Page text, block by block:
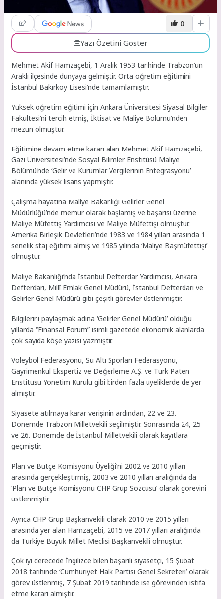
0
Yazı Özetini Göster
Mehmet Akif Hamzaçebi, 1 Aralık 1953 tarihinde Trabzon’un
Araklı ilçesinde dünyaya gelmiştir. Orta öğretim eğitimini
İstanbul Bakırköy Lisesi’nde tamamlamıştır.
Yüksek öğretim eğitimi için Ankara Üniversitesi Siyasal Bilgiler
Fakültesi’ni tercih etmiş, İktisat ve Maliye Bölümü’nden
mezun olmuştur.
Eğitimine devam etme kararı alan Mehmet Akif Hamzaçebi,
Gazi Üniversitesi’nde Sosyal Bilimler Enstitüsü Maliye
Bölümü’nde ‘Gelir ve Kurumlar Vergilerinin Entegrasyonu’
alanında yüksek lisans yapmıştır.
Çalışma hayatına Maliye Bakanlığı Gelirler Genel
Müdürlüğü’nde memur olarak başlamış ve başarısı üzerine
Maliye Müfettiş Yardımcısı ve Maliye Müfettişi olmuştur.
Amerika Birleşik Devletleri’nde 1983 ve 1984 yılları arasında 1
senelik staj eğitimi almış ve 1985 yılında ‘Maliye Başmüfettişi’
olmuştur.
Maliye Bakanlığı’nda İstanbul Defterdar Yardımcısı, Ankara
Defterdarı, Millî Emlak Genel Müdürü, İstanbul Defterdarı ve
Gelirler Genel Müdürü gibi çeşitli görevler üstlenmiştir.
Bilgilerini paylaşmak adına ‘Gelirler Genel Müdürü’ olduğu
yıllarda “Finansal Forum” isimli gazetede ekonomik alanlarda
çok sayıda köşe yazısı yazmıştır.
Voleybol Federasyonu, Su Altı Sporları Federasyonu,
Gayrimenkul Ekspertiz ve Değerleme A.Ş. ve Türk Paten
Enstitüsü Yönetim Kurulu gibi birden fazla üyeliklerde de yer
almıştır.
Siyasete atılmaya karar verişinin ardından, 22 ve 23.
Dönemde Trabzon Milletvekili seçilmiştir. Sonrasında 24, 25
ve 26. Dönemde de İstanbul Milletvekili olarak kayıtlara
geçmiştir.
Plan ve Bütçe Komisyonu Üyeliği’ni 2002 ve 2010 yılları
arasında gerçekleştirmiş, 2003 ve 2010 yılları aralığında da
‘Plan ve Bütçe Komisyonu CHP Grup Sözcüsü’ olarak görevini
üstlenmiştir.
Ayrıca CHP Grup Başkanvekili olarak 2010 ve 2015 yılları
arasında yer alan Hamzaçebi, 2015 ve 2017 yılları aralığında
da Türkiye Büyük Millet Meclisi Başkanvekili olmuştur.
Çok iyi derecede İngilizce bilen başarılı siyasetçi, 15 Şubat
2018 tarihinde ‘Cumhuriyet Halk Partisi Genel Sekreteri’ olarak
görev üstlenmiş, 7 Şubat 2019 tarihinde ise görevinden istifa
etme kararı almıştır.